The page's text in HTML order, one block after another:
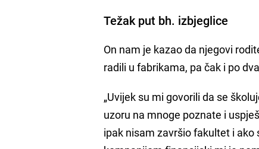
Težak put bh. izbjeglice
On nam je kazao da njegovi
radili u fabrikama, pa čak i po
„Uvijek su mi govorili da se
uzoru na mnoge poznate i
ipak nisam završio fakultet i